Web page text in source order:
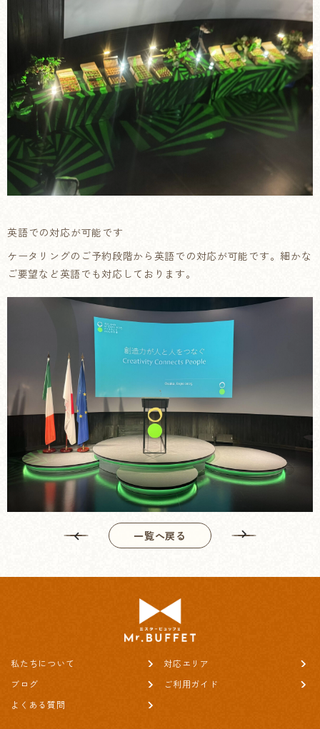
英語での対応が可能です
ケータリングのご予約段階から英語での対応が可能です。細かな
ご要望など英語でも対応しております。
一覧へ戻る
私たちについて
対応エリア
ブログ
ご利用ガイド
よくある質問